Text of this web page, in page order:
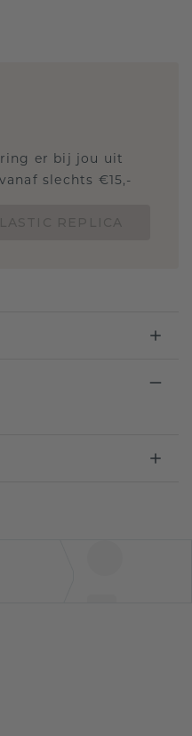
er bij jou uit
slechts €15,-